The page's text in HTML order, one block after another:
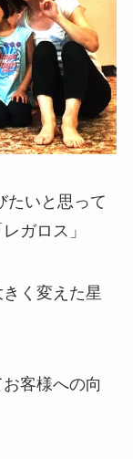
たいと思って
ガロス」
く変えた星
客様への向